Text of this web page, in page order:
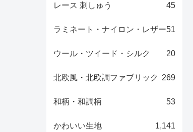
レース 刺しゅう 45
ラミネート・ナイロン・レザー51
ウール・ツイード・シルク 20
北欧風・北欧調ファブリック 269
和柄・和調柄 53
かわいい生地 1,141